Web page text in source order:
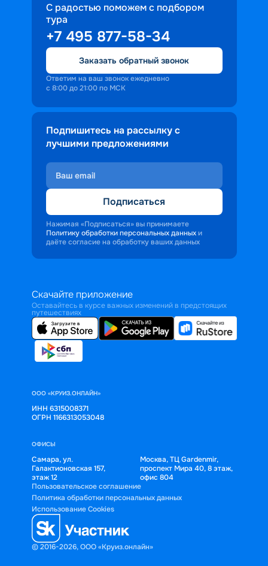
С радостью поможем с подбором
тура
+7 495 877-58-34
Заказать обратный звонок
Ответим на ваш звонок ежедневно
с 8:00 до 21:00 по МСК
Подпишитесь на рассылку с
лучшими предложениями
Подписаться
Нажимая «Подписаться» вы принимаете
Политику обработки персональных данных и
даёте согласие на обработку ваших данных
Скачайте приложение
Оставайтесь в курсе важных изменений в предстоящих
путешествиях
ООО «КРУИЗ.ОНЛАЙН»
ИНН 6315008371
ОГРН 1166313053048
ОФИСЫ
Самара, ул.
Галактионовская 157,
этаж 12
Москва, ТЦ Gardenmir,
проспект Мира 40, 8 этаж,
офис 804
© 2016-2026, ООО «Круиз.онлайн»
Пользовательское соглашение
Политика обработки персональных данных
Использование Cookies